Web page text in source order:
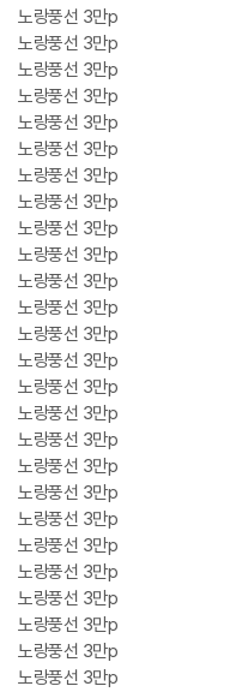
노랑풍선 3만p
노랑풍선 3만p
노랑풍선 3만p
노랑풍선 3만p
노랑풍선 3만p
노랑풍선 3만p
노랑풍선 3만p
노랑풍선 3만p
노랑풍선 3만p
노랑풍선 3만p
노랑풍선 3만p
노랑풍선 3만p
노랑풍선 3만p
노랑풍선 3만p
노랑풍선 3만p
노랑풍선 3만p
노랑풍선 3만p
노랑풍선 3만p
노랑풍선 3만p
노랑풍선 3만p
노랑풍선 3만p
노랑풍선 3만p
노랑풍선 3만p
노랑풍선 3만p
노랑풍선 3만p
노랑풍선 3만p